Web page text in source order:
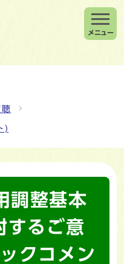
メニュー
)
調整基本
するご意
クコメン